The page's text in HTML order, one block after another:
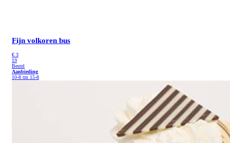
Fijn volkoren bus
€ 3
19
Bestel
Aanbieding
10-8 tm 15-8